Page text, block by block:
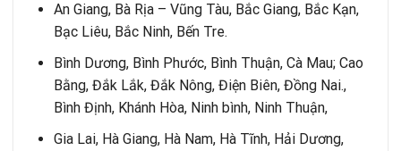
An Giang, Bà Rịa – Vũng Tàu, Bắc Giang, Bắc Kạn,
Bạc Liêu, Bắc Ninh, Bến Tre.
Bình Dương, Bình Phước, Bình Thuận, Cà Mau; Cao
Bằng, Đắk Lắk, Đắk Nông, Điện Biên, Đồng Nai.,
Bình Định, Khánh Hòa, Ninh bình, Ninh Thuận,
Gia Lai, Hà Giang, Hà Nam, Hà Tĩnh, Hải Dương,